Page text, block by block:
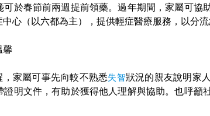
於春節前兩週提前領藥。過年期間，家屬可協
心（以六都為主），提供輕症醫療服務，以分流
馨
家屬可事先向較不熟悉失智狀況的親友說明家
明文件，有助於獲得他人理解與協助。也呼籲